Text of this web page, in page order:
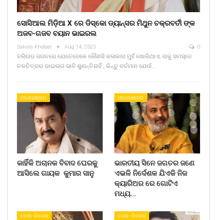
ସୋସିଆଲ ମିଡ଼ିଆ X ରେ ଡିସ୍କୋ ଡ୍ୟାନ୍ସର ମିଥୁନ ଚକ୍ରବର୍ତୀ ଙ୍କ
ଅଜବ-ଗଜବ ବୟାନ ଭାଇରଲ
Sakala Khabar Aug 14, 2025 0
ବଲିଉଡ ଜଗତରେ ଯେତେବେଳେ କୌଣସି କଳାକାର ମୁହଁ ଖୋଲିଥାଏ, ତାକୁ ସମସ୍ତେ
ଚଳଚିତ୍ରର ଡାଇଲଗ ଭାବି ଶୁଣନ୍ତିନାହିଁ , କିନ୍ତୁ ବର୍ତମାନ ଯେଉଁ…
ମନୋରଞ୍ଜନ
କାହିଁକି ଅଚାନକ ବିବାଦ ଘେରକୁ
ଆସିଲେ ଗାୟକ କୁମାର ସାନୁ
ମନୋରଞ୍ଜନ
ଭାରତୀୟ ସିନେ ଜଗତର ଜଣେ
ଏଭଳି ନିର୍ଦେଶକ ଯିଏକି ନିଜ
କ୍ୟାରିଅର ରେ ଗୋଟିଏ
ମଧ୍ୟ…
ଦେଶ- ବିଦେଶ ଦେଶ- ବିଦେଶ